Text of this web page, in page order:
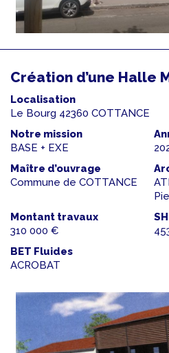
Création d’une Halle
Localisation
Le Bourg 42360 COTTANCE
Notre mission
BASE + EXE
Maître d’ouvrage
Commune de COTTANCE
Montant travaux
310 000 €
BET Fluides
ACROBAT